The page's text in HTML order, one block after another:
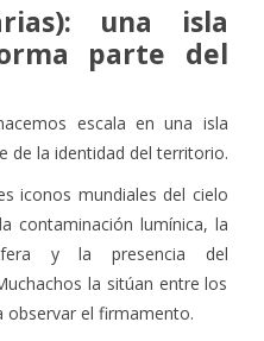
una isla
parte del
escala en una isla
de la identidad del territorio.
iconos mundiales del cielo
contaminación lumínica, la
y la presencia del
la sitúan entre los
observar el firmamento.